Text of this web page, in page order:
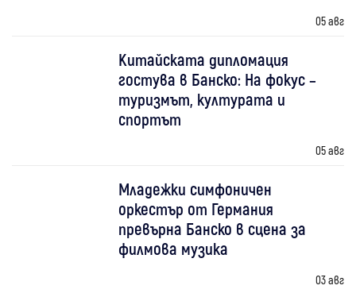
05 авг
Китайската дипломация
гостува в Банско: На фокус –
туризмът, културата и
спортът
05 авг
Младежки симфоничен
оркестър от Германия
превърна Банско в сцена за
филмова музика
03 авг